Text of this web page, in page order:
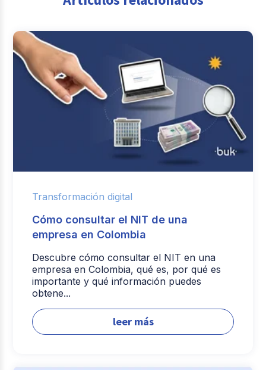
Transformación digital
Cómo consultar el NIT de una
empresa en Colombia
Descubre cómo consultar el NIT en una
empresa en Colombia, qué es, por qué es
importante y qué información puedes
obtene...
leer más